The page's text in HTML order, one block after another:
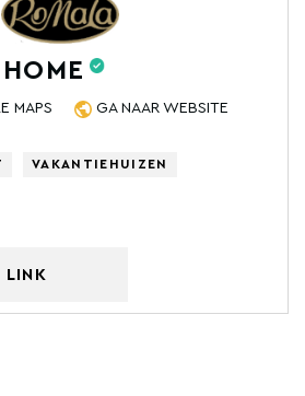
MAPS GA NAAR WEBSITE
VAKANTIEHUIZEN
LINK